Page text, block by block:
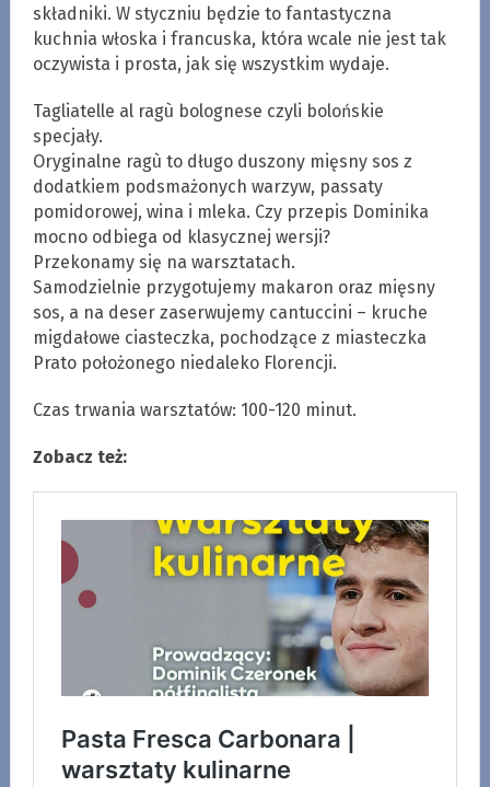
składniki. W styczniu będzie to fantastyczna
kuchnia włoska i francuska, która wcale nie jest tak
oczywista i prosta, jak się wszystkim wydaje.
Tagliatelle al ragù bolognese czyli bolońskie
specjały.
Oryginalne ragù to długo duszony mięsny sos z
dodatkiem podsmażonych warzyw, passaty
pomidorowej, wina i mleka. Czy przepis Dominika
mocno odbiega od klasycznej wersji?
Przekonamy się na warsztatach.
Samodzielnie przygotujemy makaron oraz mięsny
sos, a na deser zaserwujemy cantuccini – kruche
migdałowe ciasteczka, pochodzące z miasteczka
Prato położonego niedaleko Florencji.
Czas trwania warsztatów: 100-120 minut.
Zobacz też: